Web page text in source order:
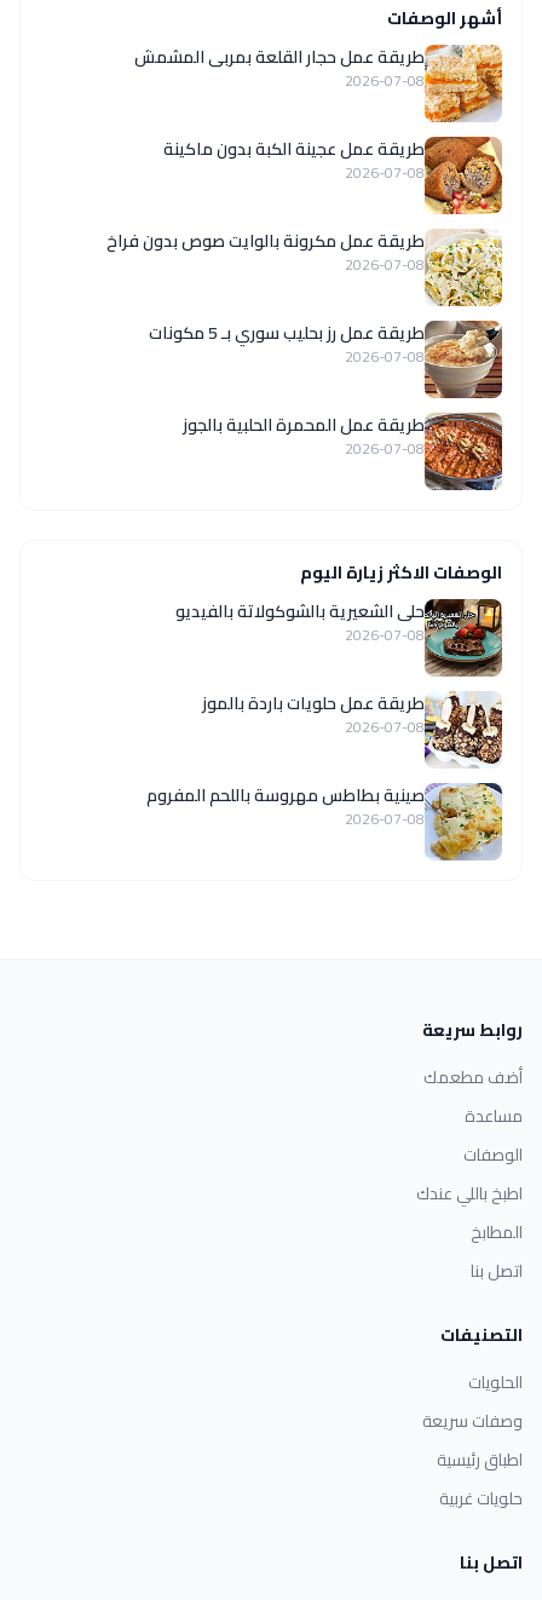
أشهر الوصفات
طريقة عمل حجار القلعة بمربى المشمش
2026-07-08
طريقة عمل عجينة الكبة بدون ماكينة
2026-07-08
طريقة عمل مكرونة بالوايت صوص بدون فراخ
2026-07-08
طريقة عمل رز بحليب سوري بـ 5 مكونات
2026-07-08
طريقة عمل المحمرة الحلبية بالجوز
2026-07-08
الوصفات الاكثر زيارة اليوم
حلى الشعيرية بالشوكولاتة بالفيديو
2026-07-08
طريقة عمل حلويات باردة بالموز
2026-07-08
صينية بطاطس مهروسة باللحم المفروم
2026-07-08
روابط سريعة
أضف مطعمك
مساعدة
الوصفات
اطبخ باللي عندك
المطابخ
اتصل بنا
التصنيفات
الحلويات
وصفات سريعة
اطباق رئيسية
حلويات غربية
اتصل بنا